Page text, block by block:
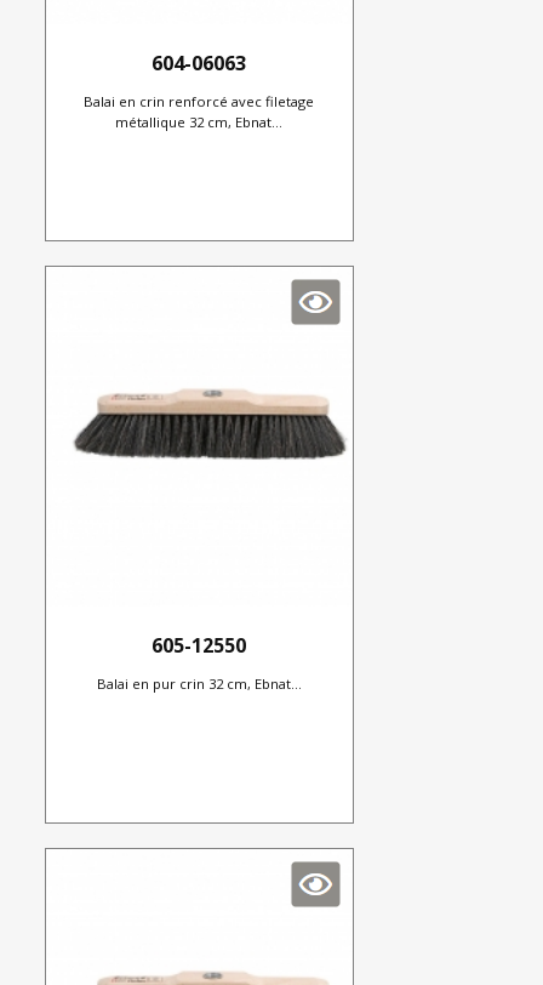
604-06063
Balai en crin renforcé avec filetage
métallique 32 cm, Ebnat...
605-12550
Balai en pur crin 32 cm, Ebnat...